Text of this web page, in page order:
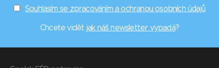
Souhlasím se zpracováním a ochranou osobních údajů
Chcete vidět jak náš newsletter vypadá?